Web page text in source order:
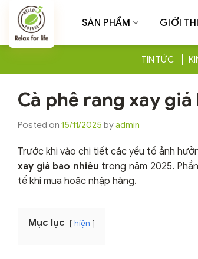
Chuyển
dung
SẢN PHẨM GIỚI
TIN TỨC
Cà phê rang xay
Posted on 15/11/2025 byadmin
Trước khi vào chi tiết các yếu tố ảnh
xay giá bao nhiêu trong năm 2025.
tế khi mua hoặc nhập hàng.
Mục lục hiện